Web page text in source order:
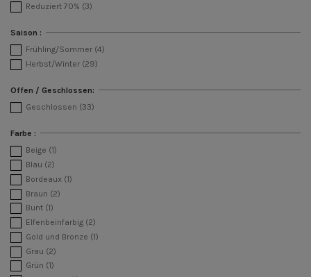
Reduziert 70% (3)
Saison :
Frühling/Sommer (4)
Herbst/Winter (29)
Offen / Geschlossen:
Geschlossen (33)
Farbe :
Beige (1)
Blau (2)
Bordeaux (1)
Braun (2)
Bunt (1)
Elfenbeinfarbig (2)
Gold und Bronze (1)
Grau (2)
Grün (1)